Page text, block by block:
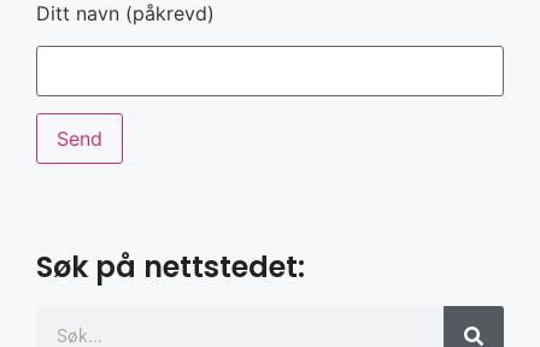
Ditt navn (påkrevd)
Søk på nettstedet: